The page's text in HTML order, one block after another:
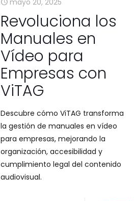
Revoluciona los
Manuales en
Vídeo para
Empresas con
ViTAG
Descubre cómo ViTAG transforma
la gestión de manuales en vídeo
para empresas, mejorando la
organización, accesibilidad y
cumplimiento legal del contenido
audiovisual.